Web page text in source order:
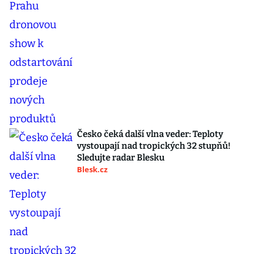
Česko čeká další vlna veder: Teploty
vystoupají nad tropických 32 stupňů!
Sledujte radar Blesku
Blesk.cz